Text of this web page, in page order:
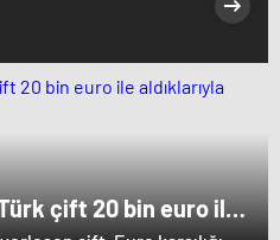
çift 20 bin euro ile